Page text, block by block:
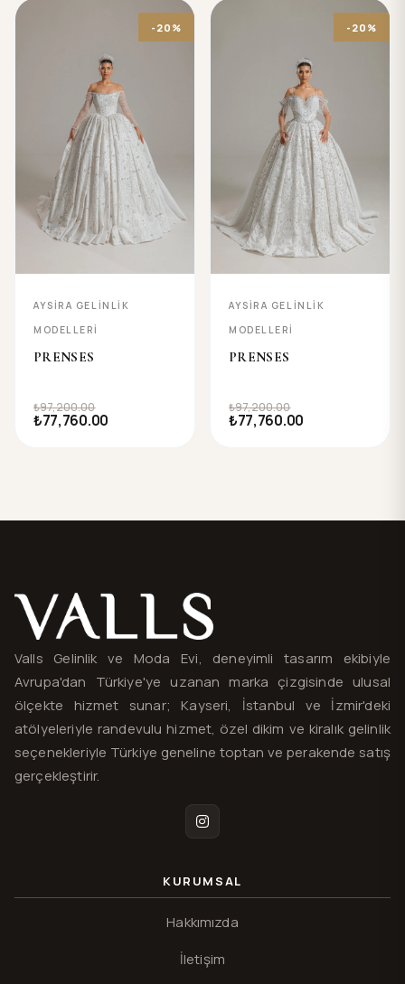
-20%
AYSIRA GELINLIK
MODELLERI
PRENSES
₺97,200.00
₺77,760.00
-20%
AYSIRA GELINLIK
MODELLERI
PRENSES
₺97,200.00
₺77,760.00
Valls® — site haritası ve iletişim
Valls Gelinlik ve Moda Evi, deneyimli tasarım ekibiyle
Avrupa'dan Türkiye'ye uzanan marka çizgisinde ulusal
ölçekte hizmet sunar; Kayseri, İstanbul ve İzmir'deki
atölyeleriyle randevulu hizmet, özel dikim ve kiralık gelinlik
seçenekleriyle Türkiye geneline toptan ve perakende satış
gerçekleştirir.
Instagram
KURUMSAL
Hakkımızda
İletişim